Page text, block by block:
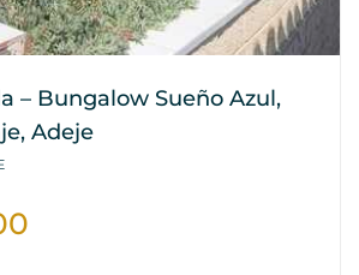
– Bungalow Sueño Azul,
Adeje